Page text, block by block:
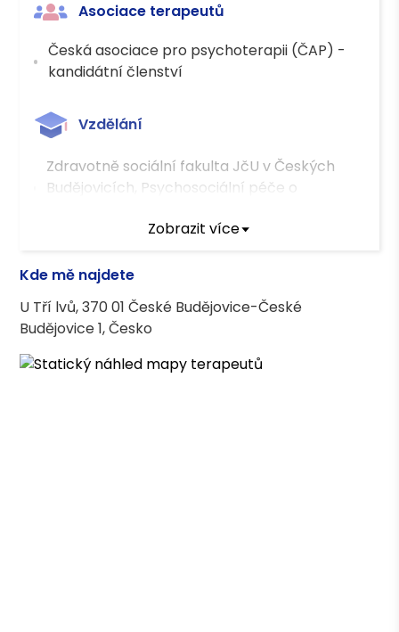
Asociace terapeutů
Česká asociace pro psychoterapii (ČAP) -
kandidátní členství
Vzdělání
Zdravotně sociální fakulta JčU v Českých
Budějovicích, Psychosociální péče o
Zobrazit více
Kde mě najdete
U Tří lvů, 370 01 České Budějovice-České
Budějovice 1, Česko